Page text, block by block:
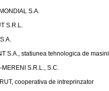
S.A.
S.R.L.
S.A., statiunea tehnologica de masini
MERENI S.R.L., S.C.
cooperativa de intreprinzator